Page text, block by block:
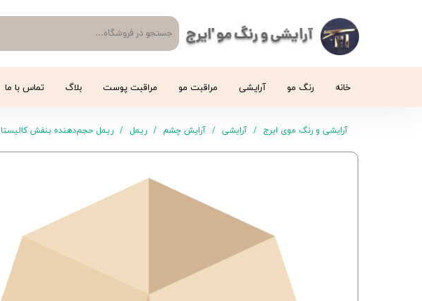
آرایشی و رنگ مو 'ایرج
خانه رنگ مو آرایشی مراقبت مو مراقبت پوست بلاگ تماس با ما
آرایشی و رنگ موی ایرج آرایشی آرایش چشم ریمل ریمل حجم‌دهنده بنفش کالیستا